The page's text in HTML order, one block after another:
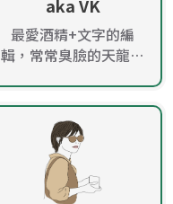
aka VK
最愛酒精+文字的編
輯，常常臭臉的天龍女